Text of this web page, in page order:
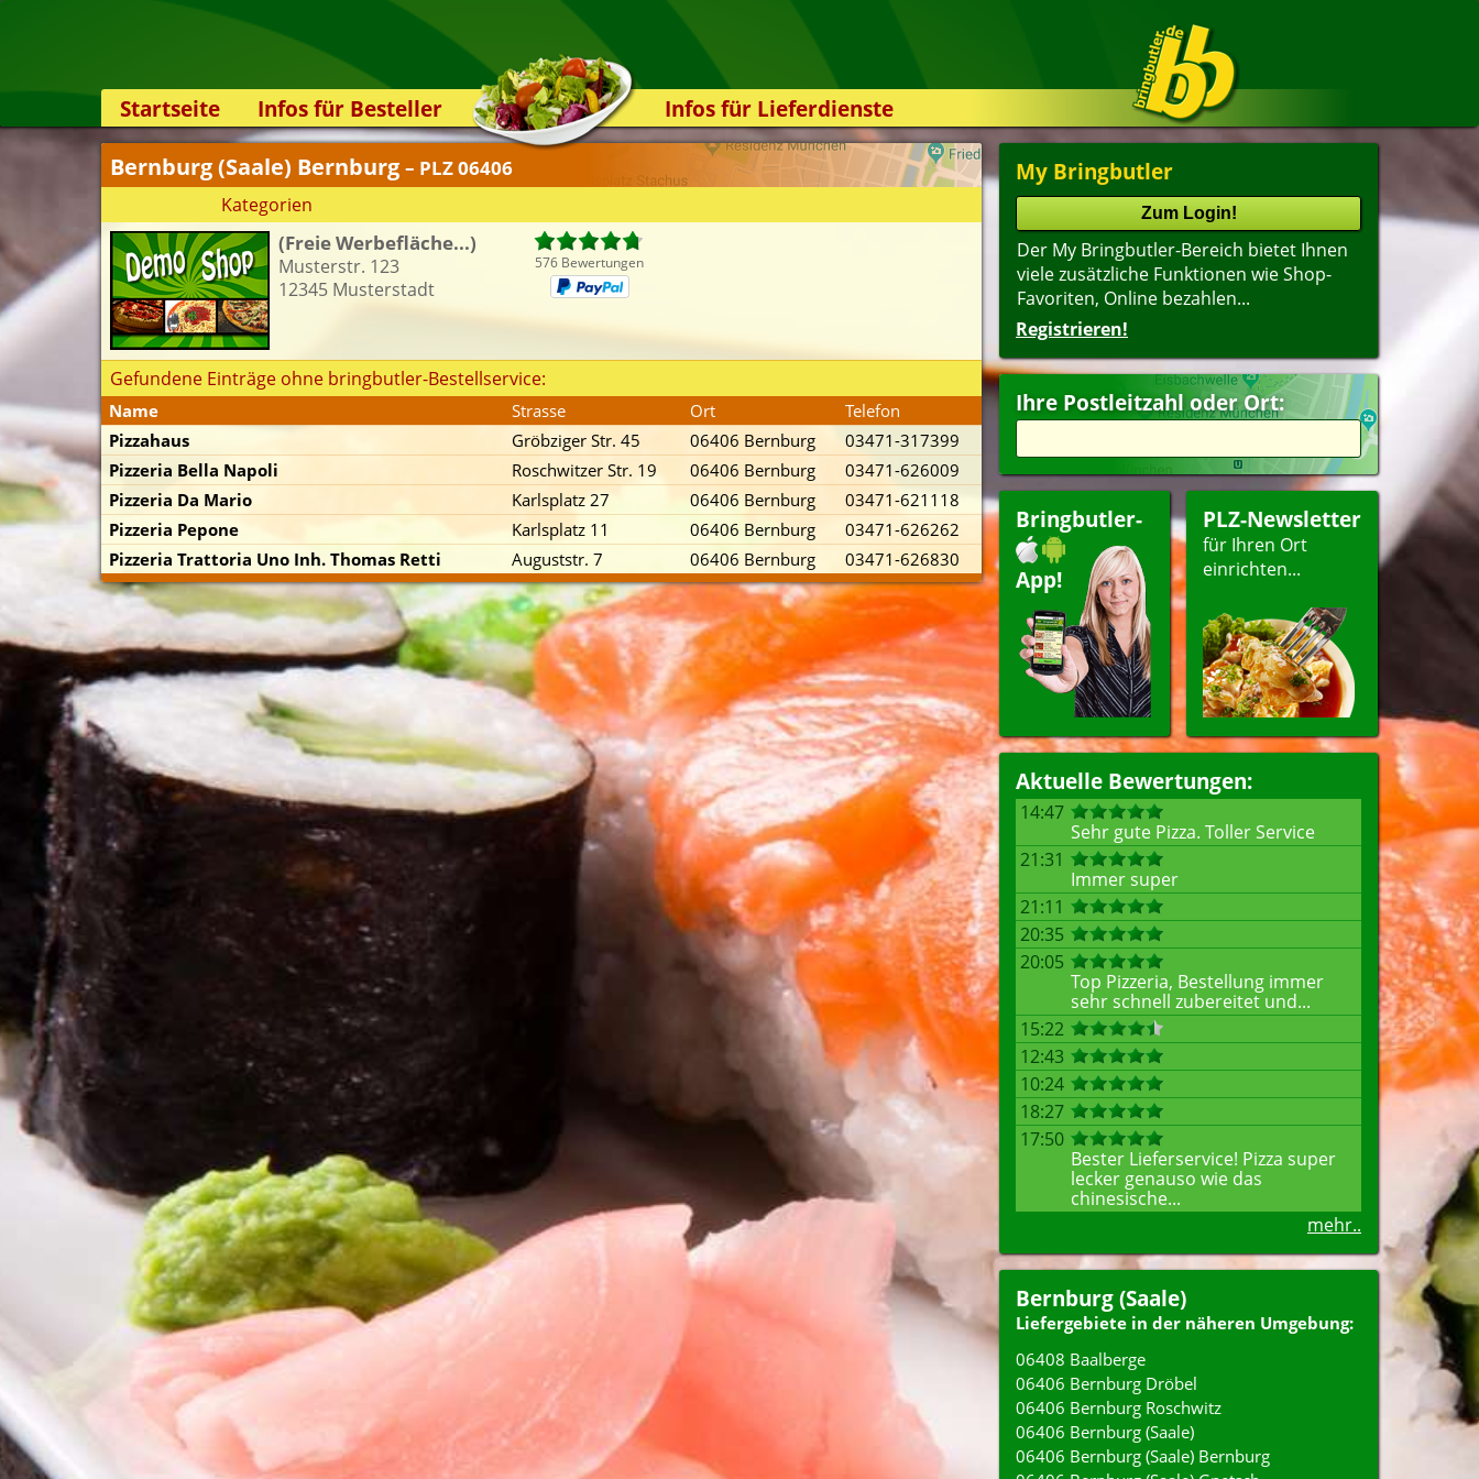
Startseite
Infos für Besteller
Lieferservice-App
Weiterempfehlen
Newsletter
Sicherheit
Kontakt
Infos für Lieferdienste
Kassensystem
Zuverlässigkeit
Styles
Kontakt
My Bringbutler
Der My Bringbutler-Bereich bietet Ihnen
viele zusätzliche Funktionen wie Shop-
Favoriten, Online bezahlen...
Registrieren!
Ihre Postleitzahl oder Ort:
Bringbutler-
App!
PLZ-Newsletter
für Ihren Ort
einrichten...
Aktuelle Bewertungen:
14:47
Sehr gute Pizza. Toller Service
21:31
Immer super
21:11
20:35
20:05
Top Pizzeria, Bestellung immer
sehr schnell zubereitet und...
15:22
12:43
10:24
18:27
17:50
Bester Lieferservice! Pizza super
lecker genauso wie das
chinesische...
mehr..
Bernburg (Saale)
Liefergebiete in der näheren Umgebung:
06408 Baalberge
06406 Bernburg Dröbel
06406 Bernburg Roschwitz
06406 Bernburg (Saale)
06406 Bernburg (Saale) Bernburg
zuerst)
Bernburg (Saale) Bernburg – PLZ 06406
Kategorien
(Freie Werbefläche...)
Musterstr. 123
12345 Musterstadt
576 Bewertungen
Gefundene Einträge ohne bringbutler-Bestellservice:
Name Strasse Ort
Telefon
Pizzahaus
Gröbziger Str. 45 06406 Bernburg
03471-317399
Pizzeria Bella Napoli
Roschwitzer Str. 19 06406 Bernburg
03471-626009
Pizzeria Da Mario
Karlsplatz 27 06406 Bernburg
03471-621118
Pizzeria Pepone
Karlsplatz 11 06406 Bernburg
03471-626262
Pizzeria Trattoria Uno Inh. Thomas Retti
Auguststr. 7 06406 Bernburg 03471-626830